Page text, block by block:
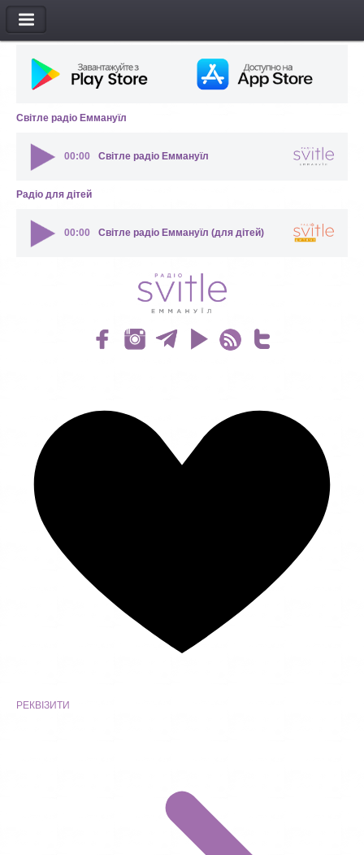
Світле радіо Еммануїл
00:00 Світле радіо Еммануїл
Радіо для дітей
00:00 Світле радіо Еммануїл (для дітей)
РЕКВІЗИТИ